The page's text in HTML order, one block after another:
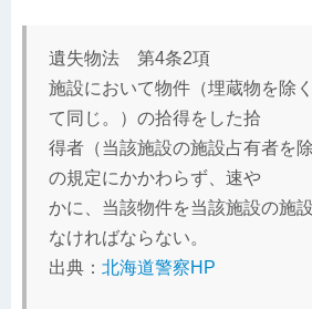
遺失物法 第4条2項
施設において物件（埋蔵物を除
て同じ。）の拾得をした拾
得者（当該施設の施設占有者を
の規定にかかわらず、速や
かに、当該物件を当該施設の施
なければならない。
出典： 北海道警察HP